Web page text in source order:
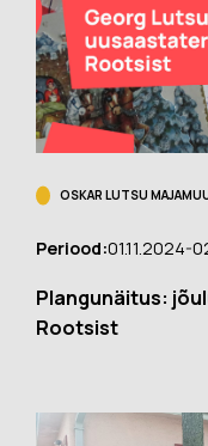
OSKAR LUTSU
Periood:01.11.2024-
Plangunäitus:
Rootsist